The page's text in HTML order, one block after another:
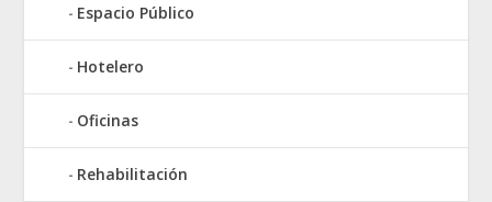
Espacio Público
Hotelero
Oficinas
Rehabilitación